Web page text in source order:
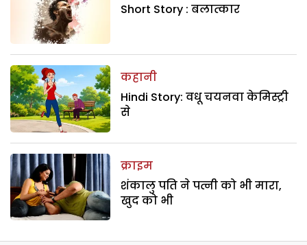
Short Story : बलात्कार
कहानी
Hindi Story: वधू चयनवा केमिस्ट्री
से
क्राइम
शंकालु पति ने पत्नी को भी मारा,
खुद को भी